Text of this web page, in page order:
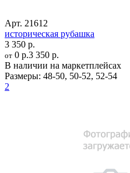
Арт. 21612
историческая рубашка
3 350 р.
от 0 р.3 350 р.
В наличии на маркетплейсах
Размеры: 48-50, 50-52, 52-54
2